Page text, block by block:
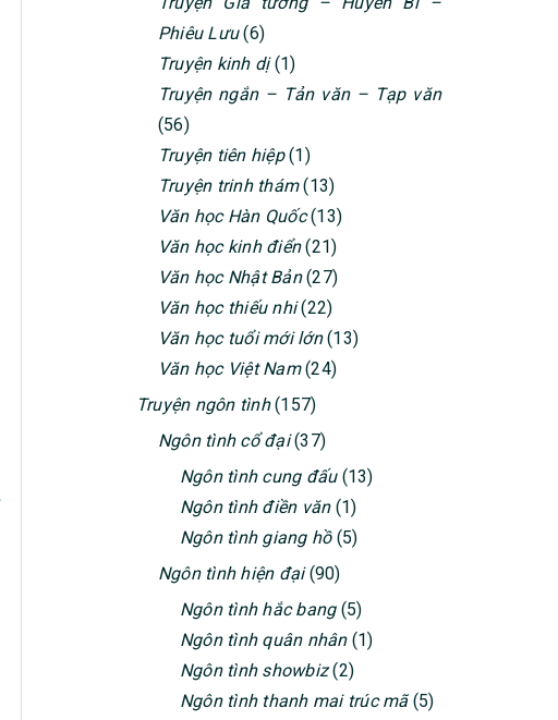
Phiêu Lưu(6)
Truyện kinh dị(1)
Truyện ngắn – Tản văn – Tạp văn
(56)
Truyện tiên hiệp(1)
Truyện trinh thám(13)
Văn học Hàn Quốc(13)
Văn học kinh điển(21)
Văn học Nhật Bản(27)
Văn học thiếu nhi(22)
Văn học tuổi mới lớn(13)
Văn học Việt Nam(24)
Truyện ngôn tình(157)
Ngôn tình cổ đại(37)
Ngôn tình cung đấu(13)
Ngôn tình điền văn(1)
Ngôn tình giang hồ(5)
Ngôn tình hiện đại(90)
Ngôn tình hắc bang(5)
Ngôn tình quân nhân(1)
Ngôn tình showbiz(2)
Ngôn tình thanh mai trúc mã(5)